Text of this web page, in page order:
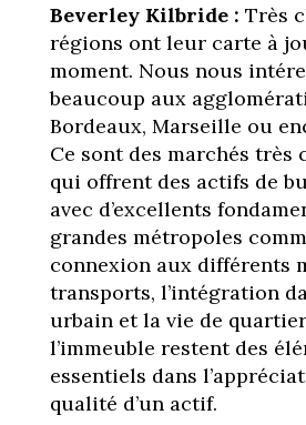
Beverley Kilbride : Très
régions ont leur carte à
moment. Nous nous
beaucoup aux
Bordeaux, Marseille ou
Ce sont des marchés
qui offrent des actifs de
avec d’excellents
grandes métropoles
connexion aux différents
transports, l’intégration
urbain et la vie de
l’immeuble restent des
essentiels dans
qualité d’un actif.